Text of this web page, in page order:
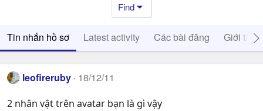
Find
Tin nhắn hồ sơ Latest activity Các bài đăng Giới thiệu
leofireruby 18/12/11
2 nhân vật trên avatar bạn là gì vậy